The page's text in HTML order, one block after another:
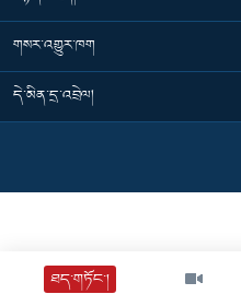
ཐད་གཏོང་།
གསར་འགྱུར་ཁག
དེ་མིན་དྲ་འབྲེལ།